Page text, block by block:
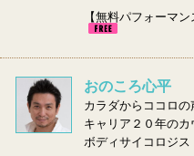
【無料パフォーマ
おのころ心平
カラダからココロの
キャリア２０年のカ
ボディサイコロジス